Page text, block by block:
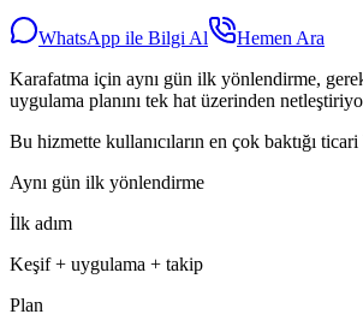
WhatsApp ile Bilgi Al
Hemen Ara
Karafatma için aynı gün ilk yönlendirme,
uygulama planını tek hat üzerinden
Bu hizmette kullanıcıların en çok baktığı ticari
Aynı gün ilk yönlendirme
İlk adım
Keşif + uygulama + takip
Plan